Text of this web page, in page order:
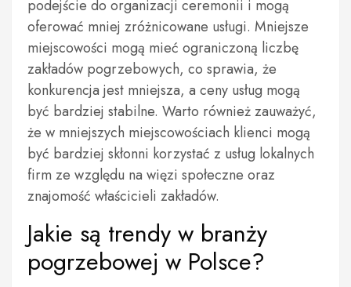
podejście do organizacji ceremonii i mogą
oferować mniej zróżnicowane usługi. Mniejsze
miejscowości mogą mieć ograniczoną liczbę
zakładów pogrzebowych, co sprawia, że
konkurencja jest mniejsza, a ceny usług mogą
być bardziej stabilne. Warto również zauważyć,
że w mniejszych miejscowościach klienci mogą
być bardziej skłonni korzystać z usług lokalnych
firm ze względu na więzi społeczne oraz
znajomość właścicieli zakładów.
Jakie są trendy w branży
pogrzebowej w Polsce?